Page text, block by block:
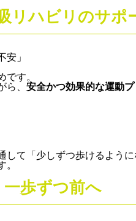
リハビリのサポ
安」
です。
、 安全かつ効果的な運動
て「少しずつ歩けるよう
。
歩ずつ前へ